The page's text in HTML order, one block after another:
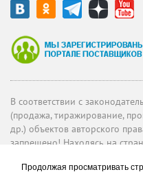
В соответствии с
(продажа, тиражирование,
др.) объектов авторского
запрещено! Находясь на